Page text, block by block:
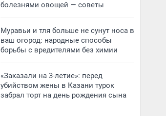
болезнями овощей — советы
Муравьи и тля больше не сунут носа в
ваш огород: народные способы
борьбы с вредителями без химии
«Заказали на 3-летие»: перед
убийством жены в Казани турок
забрал торт на день рождения сына